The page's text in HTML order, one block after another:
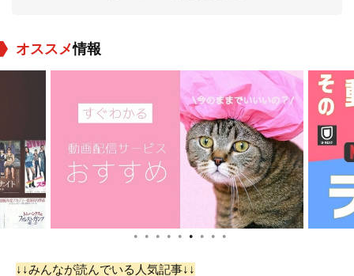
マックス・フォン・
役：ガソリンスタン
ドの店主
Åke Fridell
役：Karin's Lover
Yngve Nordwall
役：Uncle Aron
オススメ情報
● ● ● ● ● ● ● ● ●
↓↓みんなが読んでいる人気記事↓↓